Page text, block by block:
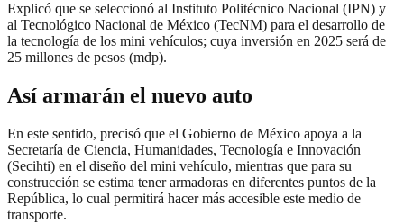
Explicó que se seleccionó al Instituto Politécnico Nacional (IPN) y
al Tecnológico Nacional de México (TecNM) para el desarrollo de
la tecnología de los mini vehículos; cuya inversión en 2025 será de
25 millones de pesos (mdp).
Así armarán el nuevo auto
En este sentido, precisó que el Gobierno de México apoya a la
Secretaría de Ciencia, Humanidades, Tecnología e Innovación
(Secihti) en el diseño del mini vehículo, mientras que para su
construcción se estima tener armadoras en diferentes puntos de la
República, lo cual permitirá hacer más accesible este medio de
transporte.